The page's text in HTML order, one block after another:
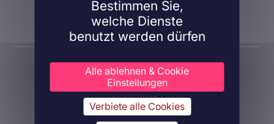
Bestimmen Sie,
welche Dienste
benutzt werden dürfen
Alle ablehnen & Cookie
Einstellungen
Verbiete alle Cookies
Kontaktieren Sie uns